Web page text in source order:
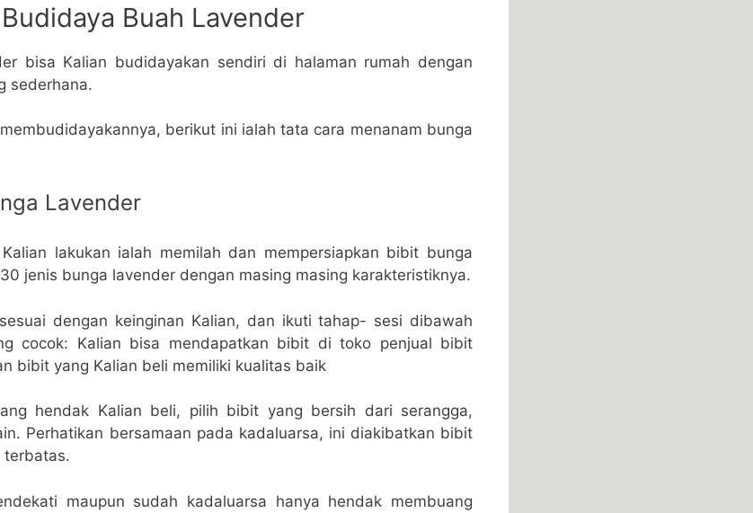
Buah Lavender
bisa Kalian budidayakan sendiri di halaman rumah dengan
sederhana.
berikut ini ialah tata cara menanam bunga
Lavender
lakukan ialah memilah dan mempersiapkan bibit bunga
jenis bunga lavender dengan masing masing karakteristiknya.
dengan keinginan Kalian, dan ikuti tahap- sesi dibawah
cocok: Kalian bisa mendapatkan bibit di toko penjual bibit
bibit yang Kalian beli memiliki kualitas baik
hendak Kalian beli, pilih bibit yang bersih dari serangga,
Perhatikan bersamaan pada kadaluarsa, ini diakibatkan bibit
terbatas.
maupun sudah kadaluarsa hanya hendak membuang